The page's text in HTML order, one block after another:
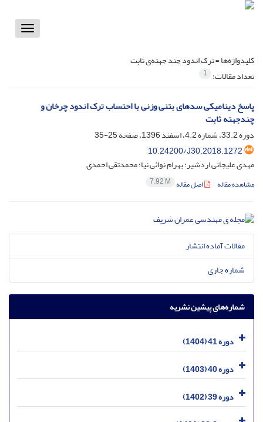
Toggle
کلیدواژه‌ها =ترک اندود چند جهته‌ی ثابت
تعداد مقالات: 1
پاسخ دینامیکی سدهای بتنی وزنی با احتساب ترک اندود چرخان و
چندجهته ثابت
دوره 33.2، شماره 4.2، اسفند 1396، صفحه
25-35
10.24200/J30.2018.1272
مهدی علیجانی اردشیر؛ بهرام نوائی نیا؛ محمدتقی احمدی
مشاهده مقاله اصل مقاله 7.92 M
مقالات آماده انتشار
شماره جاری
شماره‌های پیشین نشریه
دوره 41 (1404)
دوره 40 (1403)
دوره 39 (1402)